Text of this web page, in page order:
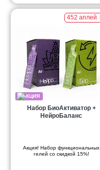
452 аплей
Набор БиоАктиватор +
НейроБаланс
Акция! Набор функциональных
гелей со скидкой 15%!